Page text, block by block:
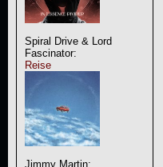
Spiral Drive & Lord
Fascinator:
Reise
Jimmy Martin: